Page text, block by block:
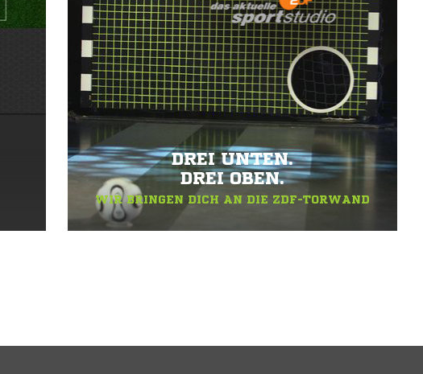
DREI UNTEN.
DREI OBEN.
WIR BRINGEN DICH AN DIE ZDF-TORWAND